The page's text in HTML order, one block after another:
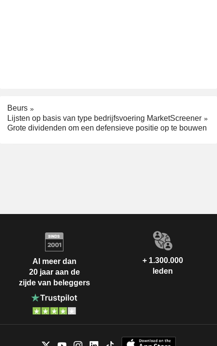
Beurs
Lijsten op basis van type bedrijfsvoering MarketScreener
Grote dividenden om een defensieve positie op te bouwen
Al meer dan
20 jaar aan de
zijde van beleggers
+ 1.300.000
leden